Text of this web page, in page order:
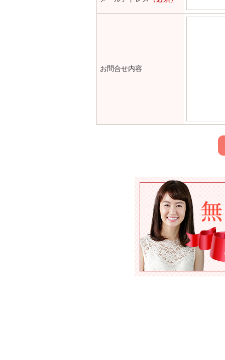
お問合せ内容